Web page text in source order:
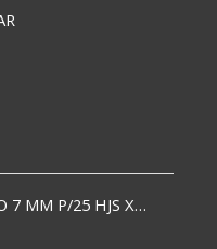
ESPIRAL PLASTICO 7 MM P/25 HJS X50x3000